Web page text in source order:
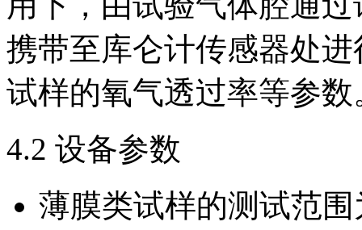
携带至库仑计传感器处
试样的氧气透过率等参数
4.2 设备参数
薄膜类试样的测试范围